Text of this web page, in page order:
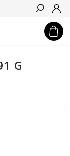
Hledat
G